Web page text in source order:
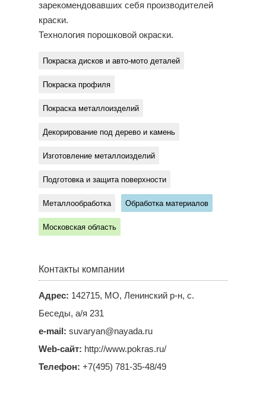
зарекомендовавших себя производителей
краски.
Технология порошковой окраски.
Покраска дисков и авто-мото деталей
Покраска профиля
Покраска металлоизделий
Декорирование под дерево и камень
Изготовление металлоизделий
Подготовка и защита поверхности
Металлообработка Обработка материалов
Московская область
Контакты компании
Адрес: 142715, МО, Ленинский р-н, с.
Беседы, а/я 231
e-mail: suvaryan@nayada.ru
Web-сайт: http://www.pokras.ru/
Телефон: +7(495) 781-35-48/49